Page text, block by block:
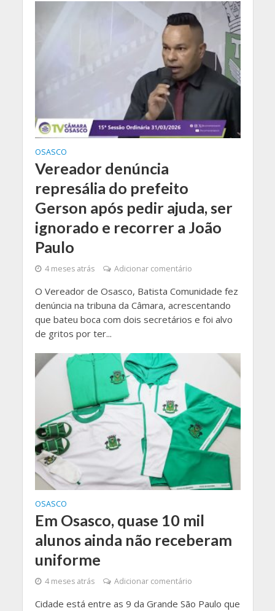
OSASCO
Vereador denúncia
represália do prefeito
Gerson após pedir ajuda, ser
ignorado e recorrer a João
Paulo
4 meses atrás Adicionar comentário
O Vereador de Osasco, Batista Comunidade fez
denúncia na tribuna da Câmara, acrescentando
que bateu boca com dois secretários e foi alvo
de gritos por ter...
OSASCO
Em Osasco, quase 10 mil
alunos ainda não receberam
uniforme
4 meses atrás Adicionar comentário
Cidade está entre as 9 da Grande São Paulo que